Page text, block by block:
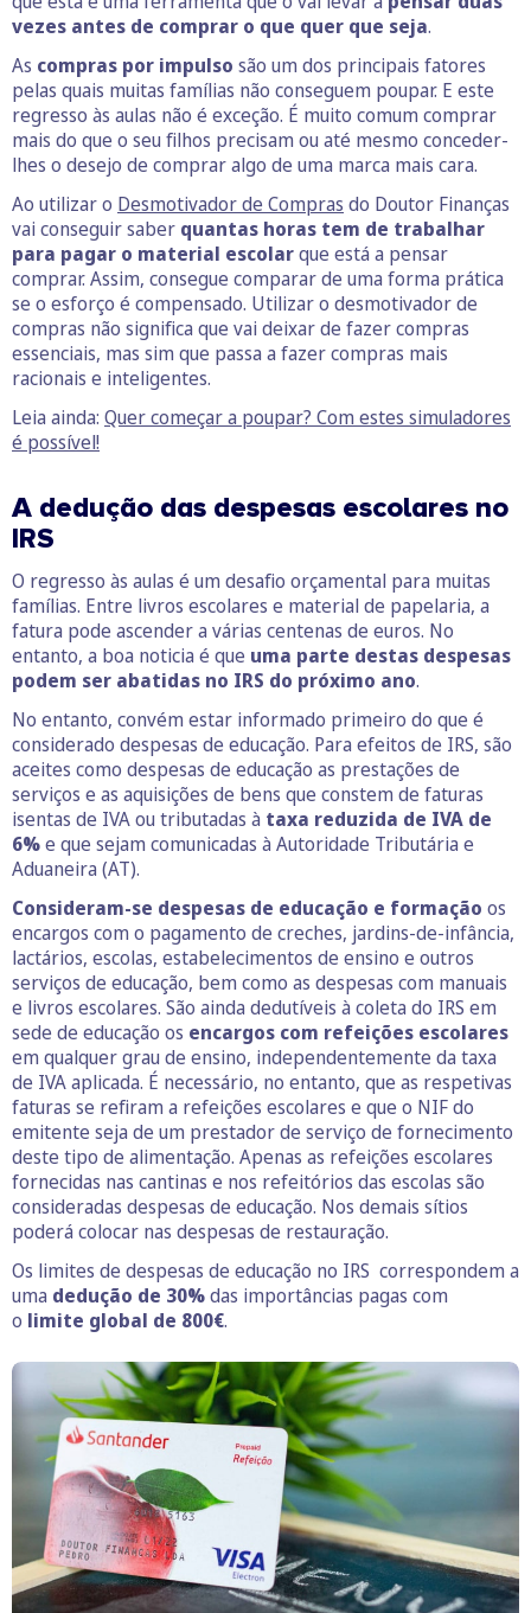
vezes antes de comprar o que quer que seja.
As compras por impulso são um dos principais fatores
pelas quais muitas famílias não conseguem poupar. E este
regresso às aulas não é exceção. É muito comum comprar
mais do que o seu filhos precisam ou até mesmo conceder-
lhes o desejo de comprar algo de uma marca mais cara.
Ao utilizar o Desmotivador de Compras do Doutor Finanças
vai conseguir saber quantas horas tem de trabalhar
para pagar o material escolarque está a pensar
comprar. Assim, consegue comparar de uma forma prática
se o esforço é compensado. Utilizar o desmotivador de
compras não significa que vai deixar de fazer compras
essenciais, mas sim que passa a fazer compras mais
racionais e inteligentes.
Leia ainda: Quer começar a poupar? Com estes simuladores
é possível!
A dedução das despesas escolares no
IRS
O regresso às aulas é um desafio orçamental para muitas
famílias. Entre livros escolares e material de papelaria, a
fatura pode ascender a várias centenas de euros. No
entanto, a boa noticia é que uma parte destas despesas
podem ser abatidas no IRS do próximo ano.
No entanto, convém estar informado primeiro do que é
considerado despesas de educação. Para efeitos de IRS, são
aceites como despesas de educação as prestações de
serviços e as aquisições de bens que constem de faturas
isentas de IVA ou tributadas à taxa reduzida de IVA de
6%e que sejam comunicadas à Autoridade Tributária e
Aduaneira (AT).
Consideram-se despesas de educação e formação os
encargos com o pagamento de creches, jardins-de-infância,
lactários, escolas, estabelecimentos de ensino e outros
serviços de educação, bem como as despesas com manuais
e livros escolares. São ainda dedutíveis à coleta do IRS em
sede de educação os encargos com refeições escolares
em qualquer grau de ensino, independentemente da taxa
de IVA aplicada. É necessário, no entanto, que as respetivas
faturas se refiram a refeições escolares e que o NIF do
emitente seja de um prestador de serviço de fornecimento
deste tipo de alimentação. Apenas as refeições escolares
fornecidas nas cantinas e nos refeitórios das escolas são
consideradas despesas de educação. Nos demais sítios
poderá colocar nas despesas de restauração.
Os limites de despesas de educação no IRS correspondem a
uma dedução de 30%das importâncias pagas com
o limite global de 800€.